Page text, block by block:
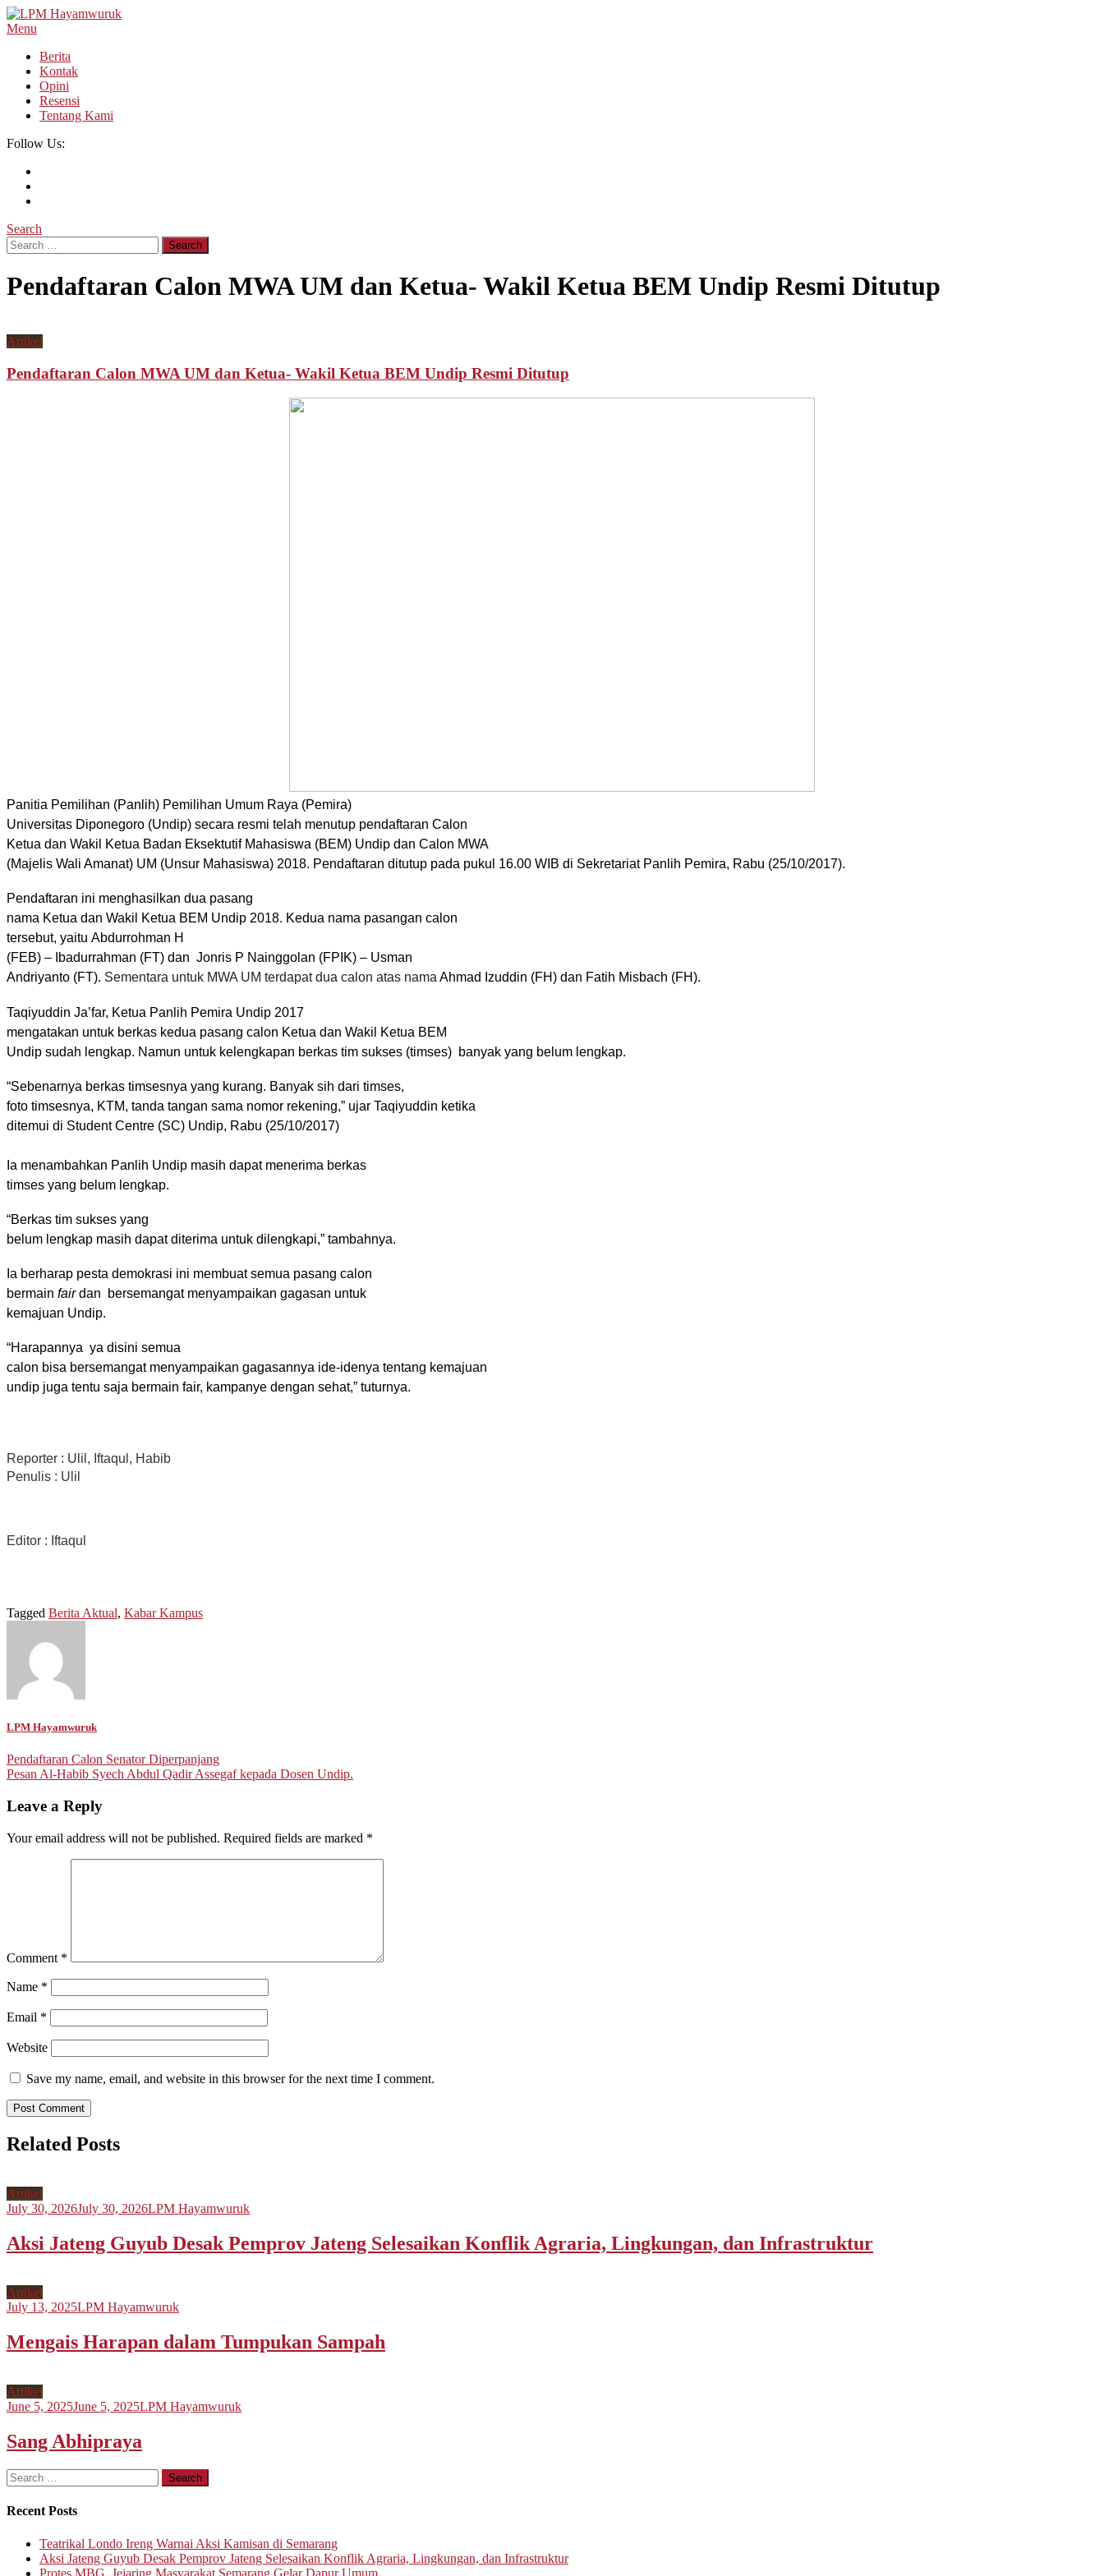
Skip
To
Menu
Berita
Kontak
Opini
Resensi
Tentang Kami
Follow Us:
Search
Search
for:
Pendaftaran Calon MWA UM dan Ketua- Wakil Ketua BEM Undip Resmi Ditutup
Artikel
Pendaftaran Calon MWA UM dan Ketua- Wakil Ketua BEM Undip Resmi Ditutup
Panitia Pemilihan (Panlih) Pemilihan Umum Raya (Pemira)
Universitas Diponegoro (Undip) secara resmi telah menutup pendaftaran Calon
Ketua dan Wakil Ketua Badan Eksektutif Mahasiswa (BEM) Undip dan Calon MWA
(Majelis Wali Amanat) UM (Unsur Mahasiswa) 2018. Pendaftaran ditutup pada pukul 16.00 WIB di Sekretariat Panlih Pemira, Rabu (25/10/2017).
Pendaftaran ini menghasilkan dua pasang
nama Ketua dan Wakil Ketua BEM Undip 2018. Kedua nama pasangan calon
tersebut, yaitu Abdurrohman H
(FEB) – Ibadurrahman (FT) dan Jonris P Nainggolan (FPIK) – Usman
Andriyanto (FT). Sementara untuk MWA UM terdapatdua calon atas namaAhmad Izuddin (FH) dan Fatih Misbach (FH).
Taqiyuddin Ja’far, Ketua Panlih Pemira Undip 2017
mengatakan untuk berkas kedua pasang calon Ketua dan Wakil Ketua BEM
Undip sudah lengkap. Namun untuk kelengkapan berkas tim sukses (timses) banyak yang belum lengkap.
“Sebenarnya berkas timsesnya yang kurang. Banyak sih dari timses,
foto timsesnya, KTM, tanda tangan sama nomor rekening,” ujar Taqiyuddin ketika
ditemui di Student Centre (SC) Undip, Rabu (25/10/2017)
Ia menambahkan Panlih Undip masih dapat menerima berkas
timses yang belum lengkap.
“Berkas tim sukses yang
belum lengkap masih dapat diterima untuk dilengkapi,” tambahnya.
Ia berharap pesta demokrasi ini membuat semua pasang calon
bermain fairdan bersemangat menyampaikan gagasan untuk
kemajuan Undip.
“Harapannya ya disini semua
calon bisa bersemangat menyampaikan gagasannya ide-idenya tentang kemajuan
undip juga tentu saja bermain fair, kampanye dengan sehat,” tuturnya.
Reporter : Ulil, Iftaqul, Habib
Penulis : Ulil
Editor : Iftaqul
Tagged Berita Aktual, Kabar Kampus
LPM Hayamwuruk
Post
navigation
Pendaftaran Calon Senator Diperpanjang
Pesan Al-Habib Syech Abdul Qadir Assegaf kepada Dosen Undip.
Leave a Reply
Your email address will not be published. Required fields are marked *
Comment *
Name *
Email *
Website
Save my name, email, and website in this browser for the next time I comment.
Related Posts
Artikel
July 30, 2026July 30, 2026LPM Hayamwuruk
Aksi Jateng Guyub Desak Pemprov Jateng Selesaikan Konflik Agraria, Lingkungan, dan Infrastruktur
Artikel
July 13, 2025LPM Hayamwuruk
Mengais Harapan dalam Tumpukan Sampah
Artikel
June 5, 2025June 5, 2025LPM Hayamwuruk
Sang Abhipraya
Search
for:
Recent Posts
Teatrikal Londo Ireng Warnai Aksi Kamisan di Semarang
Aksi Jateng Guyub Desak Pemprov Jateng Selesaikan Konflik Agraria, Lingkungan, dan Infrastruktur
Protes MBG, Jejaring Masyarakat Semarang Gelar Dapur Umum